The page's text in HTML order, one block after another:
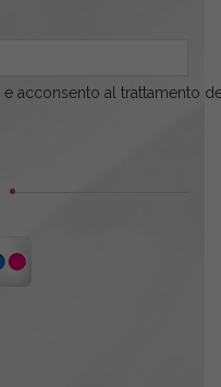
e acconsento al trattamento